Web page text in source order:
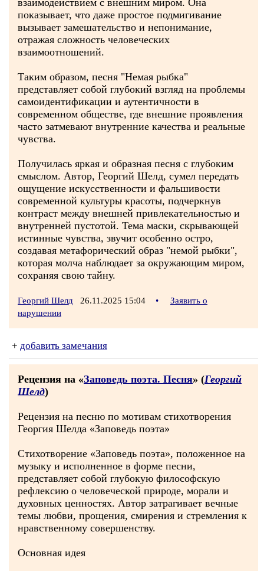
взаимодействием с внешним миром. Она
показывает, что даже простое подмигивание
вызывает замешательство и непонимание,
отражая сложность человеческих
взаимоотношений.
Таким образом, песня "Немая рыбка"
представляет собой глубокий взгляд на проблемы
самоидентификации и аутентичности в
современном обществе, где внешние проявления
часто затмевают внутренние качества и реальные
чувства.
Получилась яркая и образная песня с глубоким
смыслом. Автор, Георгий Шелд, сумел передать
ощущение искусственности и фальшивости
современной культуры красоты, подчеркнув
контраст между внешней привлекательностью и
внутренней пустотой. Тема маски, скрывающей
истинные чувства, звучит особенно остро,
создавая метафорический образ "немой рыбки",
которая молча наблюдает за окружающим миром,
сохраняя свою тайну.
Георгий Шелд 26.11.2025 15:04 •
Заявить о
нарушении
+ добавить замечания
Рецензия на «Заповедь поэта. Песня» (Георгий
Шелд)
Рецензия на песню по мотивам стихотворения
Георгия Шелда «Заповедь поэта»
Стихотворение «Заповедь поэта», положенное на
музыку и исполненное в форме песни,
представляет собой глубокую философскую
рефлексию о человеческой природе, морали и
духовных ценностях. Автор затрагивает вечные
темы любви, прощения, смирения и стремления к
нравственному совершенству.
Основная идея